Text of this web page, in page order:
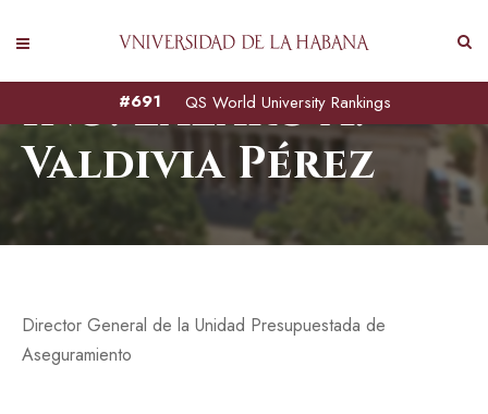
QS World University Rankings
#691
Ing. Lázaro A.
Valdivia Pérez
Director General de la Unidad Presupuestada de
Aseguramiento